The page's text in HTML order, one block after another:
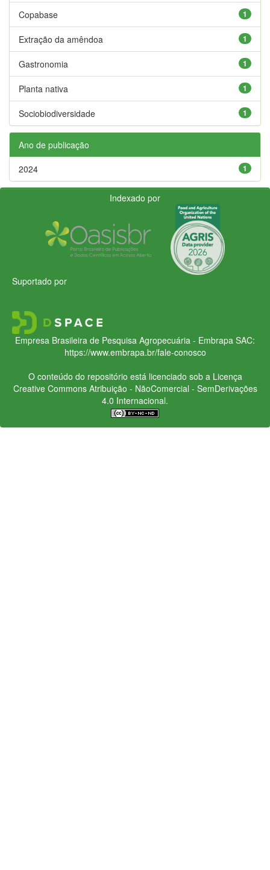
1
Copabase
1
Extração da amêndoa
1
Gastronomia
1
Planta nativa
1
Sociobiodiversidade
Ano de publicação
1
2024
Indexado por
Suportado por
Empresa Brasileira de Pesquisa Agropecuária - Embrapa SAC:
https://www.embrapa.br/fale-conosco
O conteúdo do repositório está licenciado sob a Licença
Creative CommonsAtribuição - NãoComercial - SemDerivações
4.0 Internacional.